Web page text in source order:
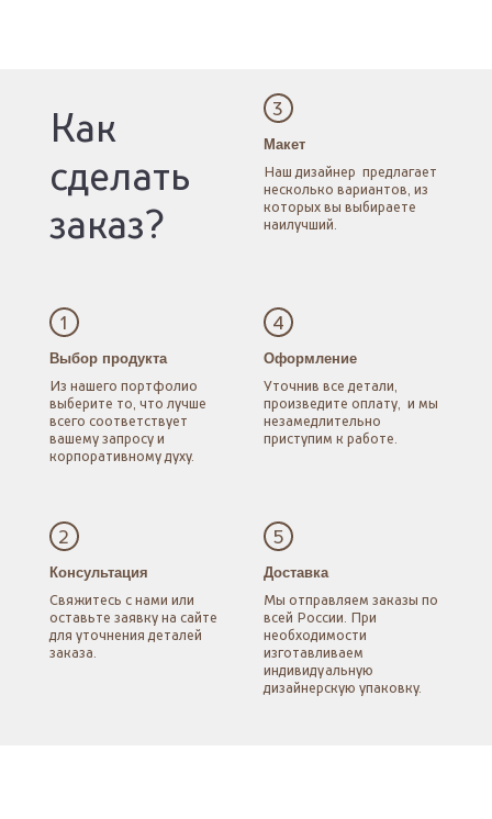
Как
сделать
заказ?
1
Выбор продукта
Из нашего портфолио
выберите то, что лучше
всего соответствует
вашему запросуи
корпоративному духу.
2
Консультация
Свяжитесь с нами или
оставьте заявкуна сайте
для уточнения деталей
заказа.
3
Макет
Наш дизайнер предлагает
несколько вариантов, из
которыхвы выбираете
наилучший.
4
Оформление
Уточнив все детали,
произведите оплату, и мы
незамедлительно
приступим к работе.
5
Доставка
Мы отправляем заказы по
всей России. При
необходимости
изготавливаем
индивидуальную
дизайнерскую упаковку.